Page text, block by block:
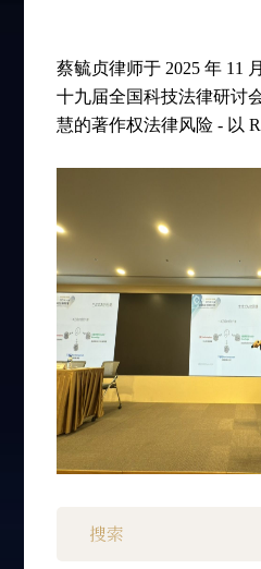
蔡毓贞律师于 2025 年 11
十九届全国科技法律研讨
慧的著作权法律风险 - 以